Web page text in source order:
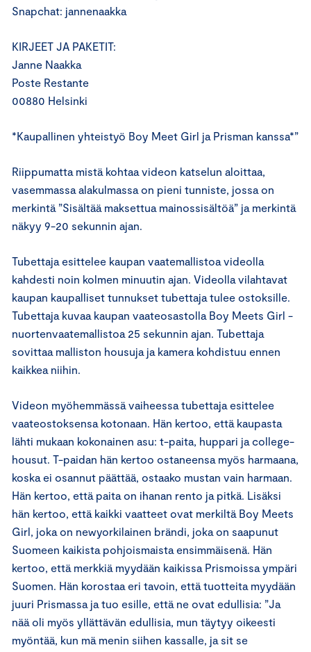
Snapchat: jannenaakka
KIRJEET JA PAKETIT:
Janne Naakka
Poste Restante
00880 Helsinki
*Kaupallinen yhteistyö Boy Meet Girl ja Prisman kanssa*”
Riippumatta mistä kohtaa videon katselun aloittaa,
vasemmassa alakulmassa on pieni tunniste, jossa on
merkintä ”Sisältää maksettua mainossisältöä” ja merkintä
näkyy 9-20 sekunnin ajan.
Tubettaja esittelee kaupan vaatemallistoa videolla
kahdesti noin kolmen minuutin ajan. Videolla vilahtavat
kaupan kaupalliset tunnukset tubettaja tulee ostoksille.
Tubettaja kuvaa kaupan vaateosastolla Boy Meets Girl -
nuortenvaatemallistoa 25 sekunnin ajan. Tubettaja
sovittaa malliston housuja ja kamera kohdistuu ennen
kaikkea niihin.
Videon myöhemmässä vaiheessa tubettaja esittelee
vaateostoksensa kotonaan. Hän kertoo, että kaupasta
lähti mukaan kokonainen asu: t-paita, huppari ja college-
housut. T-paidan hän kertoo ostaneensa myös harmaana,
koska ei osannut päättää, ostaako mustan vain harmaan.
Hän kertoo, että paita on ihanan rento ja pitkä. Lisäksi
hän kertoo, että kaikki vaatteet ovat merkiltä Boy Meets
Girl, joka on newyorkilainen brändi, joka on saapunut
Suomeen kaikista pohjoismaista ensimmäisenä. Hän
kertoo, että merkkiä myydään kaikissa Prismoissa ympäri
Suomen. Hän korostaa eri tavoin, että tuotteita myydään
juuri Prismassa ja tuo esille, että ne ovat edullisia: ”Ja
nää oli myös yllättävän edullisia, mun täytyy oikeesti
myöntää, kun mä menin siihen kassalle, ja sit se